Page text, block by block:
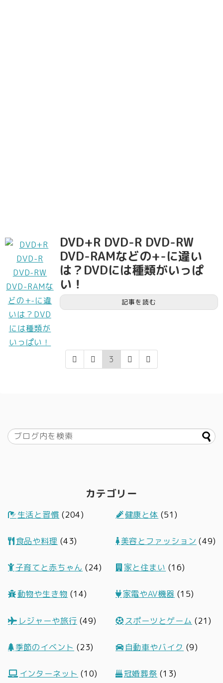
DVD+R DVD-R DVD-RW
DVD-RAMなどの+-に違い
は？DVDには種類がいっぱ
い！
記事を読む
3
カテゴリー
生活と習慣 (204) 健康と体 (51)
食品や料理 (43) 美容とファッション (49)
子育てと赤ちゃん (24) 家と住まい (16)
動物や生き物 (14) 家電やAV機器 (15)
レジャーや旅行 (49) スポーツとゲーム (21)
季節のイベント (23) 自動車やバイク (9)
インターネット (10) 冠婚葬祭 (13)